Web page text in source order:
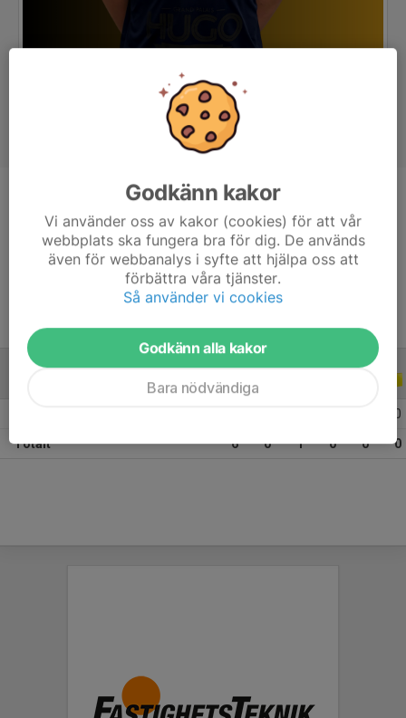
Målvakt
Ålder
18 år
Tidigare klubbar
IFK Norrköping P17, Mantorps FF
ALLA ÅR
0
Totalt 6 0 1 0 0 0
Godkänn kakor
Vi använder oss av kakor (cookies) för att vår
webbplats ska fungera bra för dig. De används
även för webbanalys i syfte att hjälpa oss att
förbättra våra tjänster.
Så använder vi cookies
Godkänn alla kakor
Bara nödvändiga